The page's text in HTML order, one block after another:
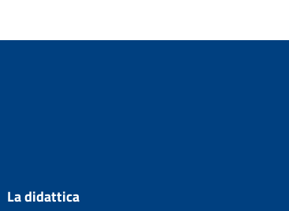
La didattica